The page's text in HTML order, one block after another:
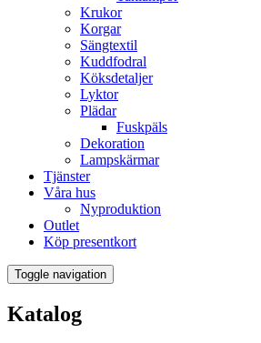
Krukor
Korgar
Sängtextil
Kuddfodral
Köksdetaljer
Lyktor
Plädar
Fuskpäls
Dekoration
Lampskärmar
Tjänster
Våra hus
Nyproduktion
Outlet
Köp presentkort
Toggle navigation
Katalog